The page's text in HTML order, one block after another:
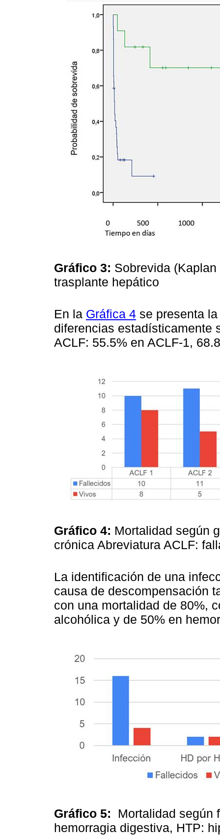
Gráfico 3: Sobrevida
trasplante hepático
En la Gráfica 4 se presenta
diferencias estadísticamente
ACLF: 55.5% en ACLF-1,
Gráfico 4: Mortalidad según
crónica Abreviatura ACLF:
La identificación de una
causa de descompensación
con una mortalidad de 80%,
alcohólica y de 50% en
Gráfico 5: Mortalidad según
hemorragia digestiva, HTP: